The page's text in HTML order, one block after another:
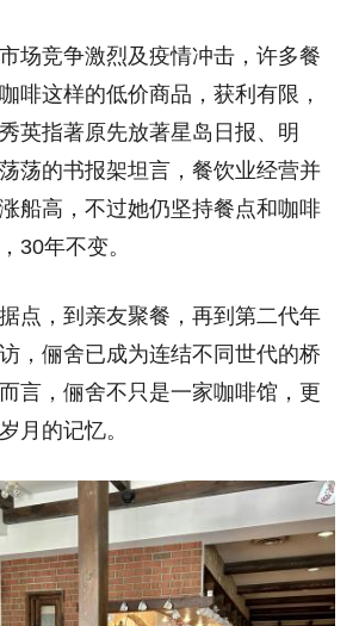
场竞争激烈及疫情冲击，许多餐
啡这样的低价商品，获利有限，
英指著原先放著星岛日报、明
荡的书报架坦言，餐饮业经营并
船高，不过她仍坚持餐点和咖啡
30年不变。
点，到亲友聚餐， 再到第二代年
，俪舍已成为连结不同世代的桥
言，俪舍不只是一家咖啡馆， 更
月的记忆。